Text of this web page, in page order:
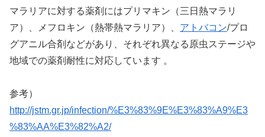
マラリアに対する薬剤にはプリマキン（三日熱マラリ
ア）、メフロキン（熱帯熱マラリア）、 アトバコン/プロ
グアニル合剤などがあり、それぞれ異なる原虫ステージや
地域での薬剤耐性に対応しています 。
参考）
http://jstm.gr.jp/infection/%E3%83%9E%E3%83%A9%E3
%83%AA%E3%82%A2/